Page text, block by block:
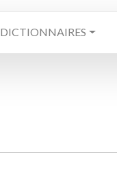
DICTIONNAIRES